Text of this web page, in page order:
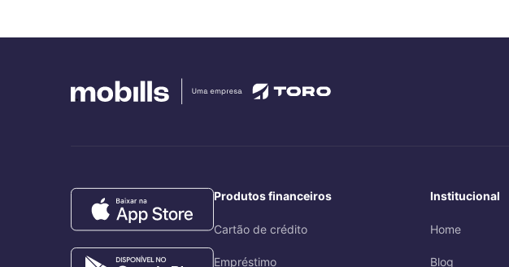
Produtos financeiros
Cartão de crédito
Empréstimo
Institucional
Home
Blog